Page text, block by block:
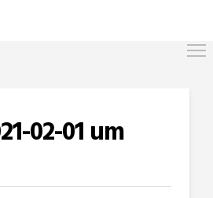
02-01 um